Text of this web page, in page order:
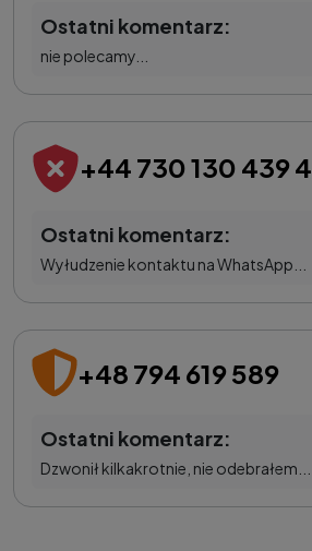
Ostatni komentarz:
nie polecamy...
+44 730 130 439 4
Ostatni komentarz:
Wyłudzenie kontaktu na WhatsApp...
+48 794 619 589
Ostatni komentarz:
Dzwonił kilkakrotnie, nie odebrałem...